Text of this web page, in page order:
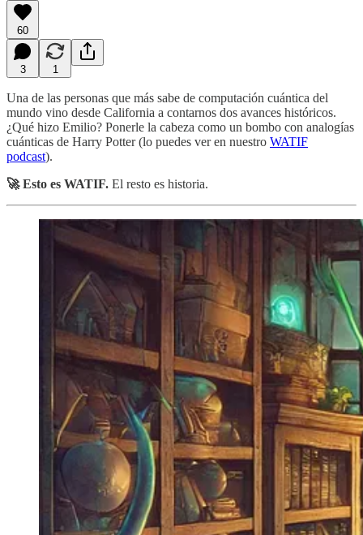
60
3 1
Una de las personas que más sabe de computación cuántica del
mundo vino desde California a contarnos dos avances históricos.
¿Qué hizo Emilio? Ponerle la cabeza como un bombo con analogías
cuánticas de Harry Potter (lo puedes ver en nuestro WATIF
podcast).
🚀 Esto es WATIF. El resto es historia.